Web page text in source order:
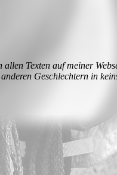
Texten auf meiner
Geschlechtern in